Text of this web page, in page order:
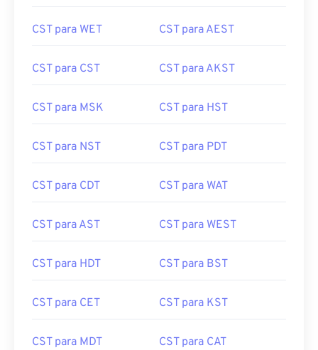
CST para WET CST para AEST
CST para CST CST para AKST
CST para MSK CST para HST
CST para NST CST para PDT
CST para CDT CST para WAT
CST para AST CST para WEST
CST para HDT CST para BST
CST para CET CST para KST
CST para MDT CST para CAT